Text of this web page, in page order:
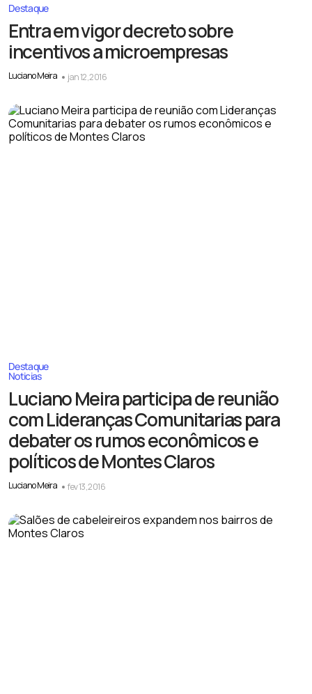
Destaque
Entra em vigor decreto sobre
incentivos a microempresas
Luciano Meira jan 12, 2016
Destaque
Noticias
Luciano Meira participa de reunião
com Lideranças Comunitarias para
debater os rumos econômicos e
políticos de Montes Claros
Luciano Meira fev 13, 2016